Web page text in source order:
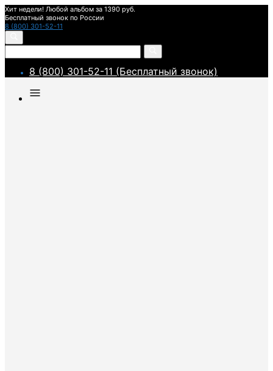
Хит недели! Любой альбом за 1390 руб.
Бесплатный звонок по России
8 (800) 301-52-11
8 (800) 301-52-11 (Бесплатный звонок)